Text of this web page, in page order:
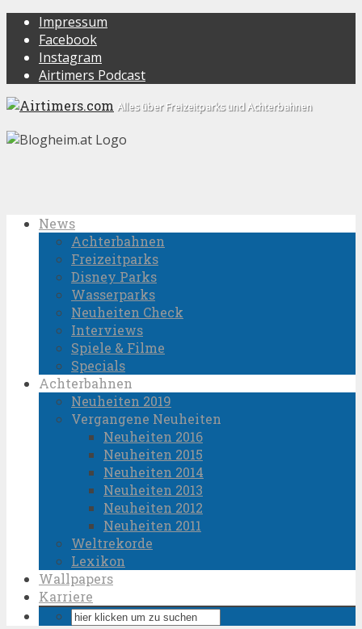
Impressum
Facebook
Instagram
Airtimers Podcast
Alles über Freizeitparks und Achterbahnen
News
Achterbahnen
Freizeitparks
Disney Parks
Wasserparks
Neuheiten Check
Interviews
Spiele & Filme
Specials
Achterbahnen
Neuheiten 2019
Vergangene Neuheiten
Neuheiten 2016
Neuheiten 2015
Neuheiten 2014
Neuheiten 2013
Neuheiten 2012
Neuheiten 2011
Weltrekorde
Lexikon
Wallpapers
Karriere